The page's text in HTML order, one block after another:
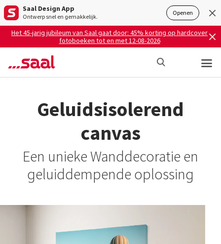
Saal Design App
Ontwerp snel en gemakkelijk. Openen
Het 45-jarig jubileum van Saal gaat door: 45% korting op hardcover
fotoboeken tot en met 12-08-2026
Geluidsisolerend
canvas
Een unieke Wanddecoratie en
geluiddempende oplossing